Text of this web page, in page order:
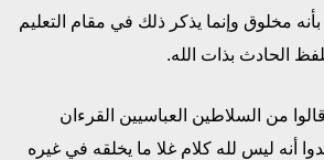
مخلوق وإنما يذكر ذلك في مقام التعليم
الحادث بذات الله.
من السلاطين العباسيين القرءان
أنه ليس لله كلام غلا ما يخلقه في غيره